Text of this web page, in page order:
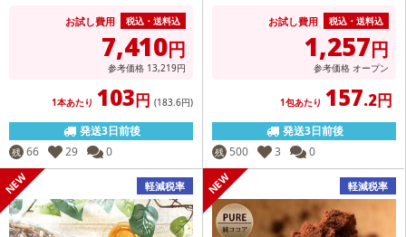
お試し費用 税込・送料込
7,410円
参考価格 13,219円
1本あたり 103円 (183.6円)
発送3日前後
残 66 29 0
お試し費用 税込・送料込
1,257円
参考価格 オープン
1包あたり 157.2円
発送3日前後
残 500 3 0
軽減税率 軽減税率